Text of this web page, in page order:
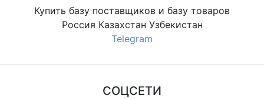
Купить базу поставщиков и базу товаров
Россия Казахстан Узбекистан
Telegram
СОЦСЕТИ